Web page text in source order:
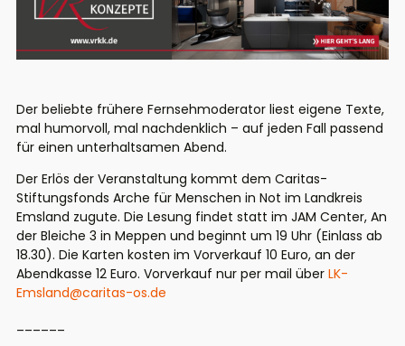
Der beliebte frühere Fernsehmoderator liest eigene Texte,
mal humorvoll, mal nachdenklich – auf jeden Fall passend
für einen unterhaltsamen Abend.
Der Erlös der Veranstaltung kommt dem Caritas-
Stiftungsfonds Arche für Menschen in Not im Landkreis
Emsland zugute. Die Lesung findet statt im JAM Center, An
der Bleiche 3 in Meppen und beginnt um 19 Uhr (Einlass ab
18.30). Die Karten kosten im Vorverkauf 10 Euro, an der
Abendkasse 12 Euro. Vorverkauf nur per mail über LK-
Emsland@caritas-os.de